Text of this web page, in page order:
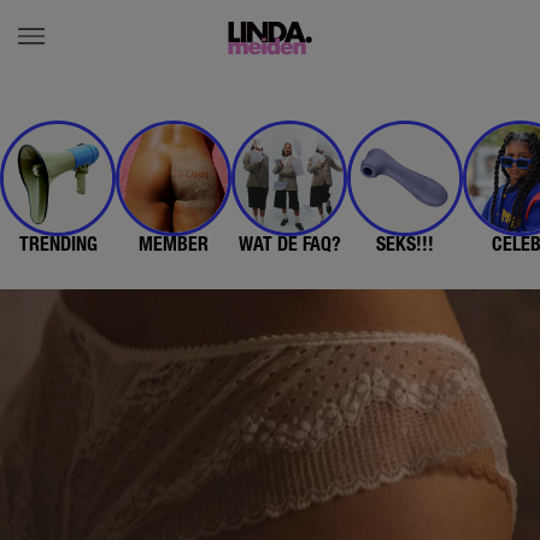
TRENDING MEMBER WAT DE FAQ? SEKS!!!